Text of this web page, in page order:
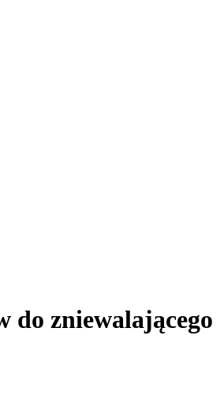
zniewalającego